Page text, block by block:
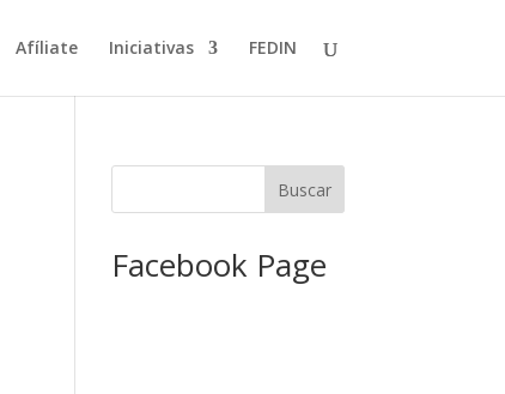
Afíliate Iniciativas FEDIN
Facebook Page